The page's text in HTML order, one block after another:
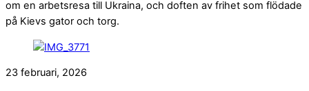
om en arbetsresa till Ukraina, och doften av frihet som flödade
på Kievs gator och torg.
23 februari, 2026